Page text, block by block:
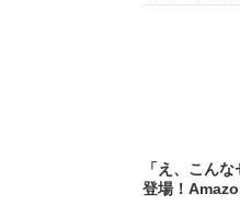
「え、こん
登場！